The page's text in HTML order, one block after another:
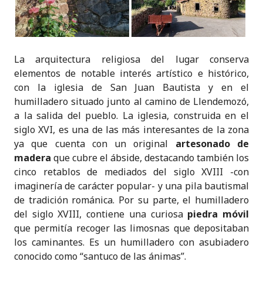
La arquitectura religiosa del lugar conserva
elementos de notable interés artístico e histórico,
con la iglesia de San Juan Bautista y en el
humilladero situado junto al camino de Llendemozó,
a la salida del pueblo. La iglesia, construida en el
siglo XVI, es una de las más interesantes de la zona
ya que cuenta con un original artesonado de
madera que cubre el ábside, destacando también los
cinco retablos de mediados del siglo XVIII -con
imaginería de carácter popular- y una pila bautismal
de tradición románica. Por su parte, el humilladero
del siglo XVIII, contiene una curiosa piedra móvil
que permitía recoger las limosnas que depositaban
los caminantes. Es un humilladero con asubiadero
conocido como “santuco de las ánimas”.